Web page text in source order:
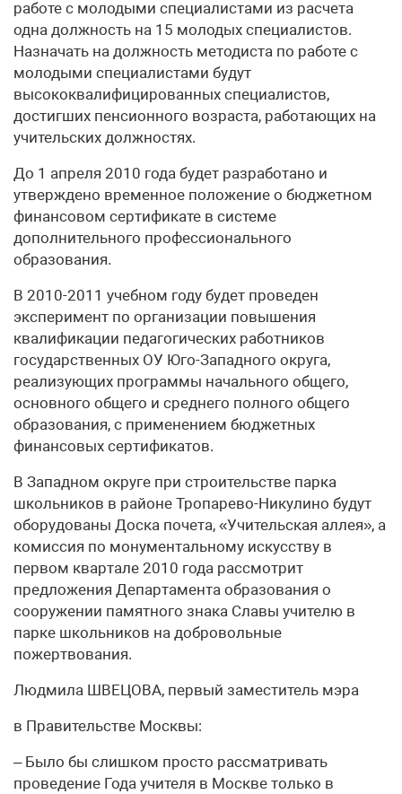
работе с молодыми специалистами из расчета
одна должность на 15 молодых специалистов.
Назначать на должность методиста по работе с
молодыми специалистами будут
высококвалифицированных специалистов,
достигших пенсионного возраста, работающих на
учительских должностях.
До 1 апреля 2010 года будет разработано и
утверждено временное положение о бюджетном
финансовом сертификате в системе
дополнительного профессионального
образования.
В 2010-2011 учебном году будет проведен
эксперимент по организации повышения
квалификации педагогических работников
государственных ОУ Юго-Западного округа,
реализующих программы начального общего,
основного общего и среднего полного общего
образования, с применением бюджетных
финансовых сертификатов.
В Западном округе при строительстве парка
школьников в районе Тропарево-Никулино будут
оборудованы Доска почета, «Учительская аллея», а
комиссия по монументальному искусству в
первом квартале 2010 года рассмотрит
предложения Департамента образования о
сооружении памятного знака Славы учителю в
парке школьников на добровольные
пожертвования.
Людмила ШВЕЦОВА, первый заместитель мэра
в Правительстве Москвы:
– Было бы слишком просто рассматривать
проведение Года учителя в Москве только в